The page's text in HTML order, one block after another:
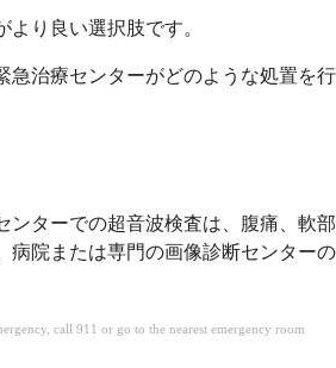
り良い選択肢です。
急治療センターがどのような処置を行
ンターでの超音波検査は、腹痛、軟部
病院または専門の画像診断センターの
call 911 or go to the nearest emergency room